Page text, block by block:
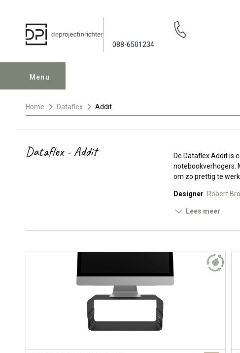
088-6501234
Menu
Home Dataflex Addit
Dataflex - Addit
De Dataflex Addit is
notebookverhogers.
om zo prettig te
Designer Robert
Lees meer